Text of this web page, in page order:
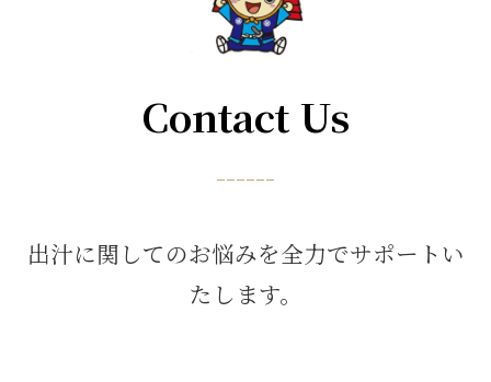
Contact Us
------
出汁に関してのお悩みを全力でサポートい
たします。